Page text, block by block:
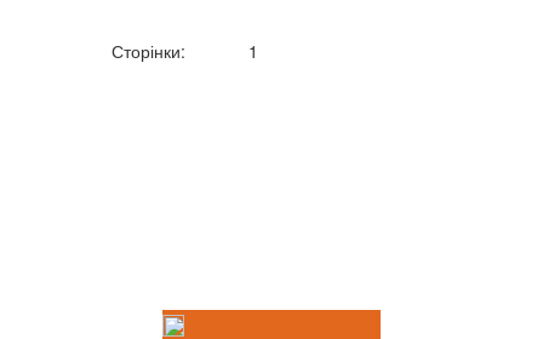
Сторінки: 1